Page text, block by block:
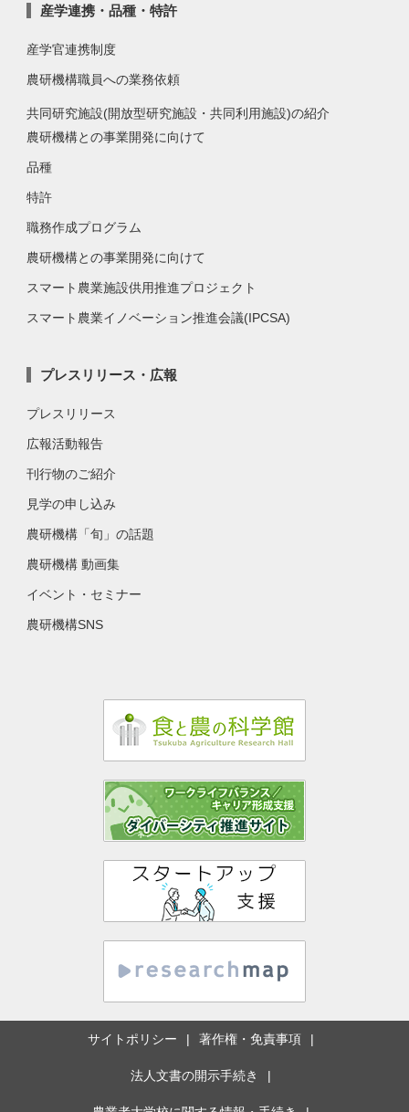
産学連携・品種・特許
産学官連携制度
農研機構職員への業務依頼
共同研究施設(開放型研究施設・共同利用施設)の紹介
農研機構との事業開発に向けて
品種
特許
職務作成プログラム
農研機構との事業開発に向けて
スマート農業施設供用推進プロジェクト
スマート農業イノベーション推進会議(IPCSA)
プレスリリース・広報
プレスリリース
広報活動報告
刊行物のご紹介
見学の申し込み
農研機構「旬」の話題
農研機構 動画集
イベント・セミナー
農研機構SNS
サイトポリシー 著作権・免責事項
法人文書の開示手続き